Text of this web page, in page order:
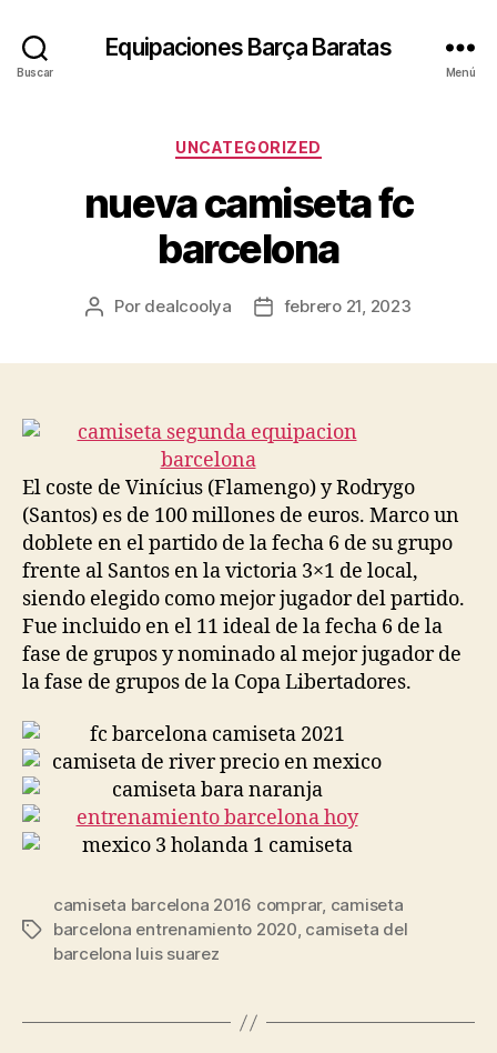
Buscar
Equipaciones Barça Baratas
Menú
Categorías
UNCATEGORIZED
nueva camiseta fc
barcelona
Autor
Por dealcoolya
Fechafebrero 21, 2023
El coste de Vinícius (Flamengo) y Rodrygo
(Santos) es de 100 millones de euros. Marco un
doblete en el partido de la fecha 6 de su grupo
frente al Santos en la victoria 3×1 de local,
siendo elegido como mejor jugador del partido.
Fue incluido en el 11 ideal de la fecha 6 de la
fase de grupos y nominado al mejor jugador de
la fase de grupos de la Copa Libertadores.
Etiquetas
camiseta barcelona 2016 comprar, camiseta
barcelona entrenamiento 2020, camiseta del
barcelona luis suarez